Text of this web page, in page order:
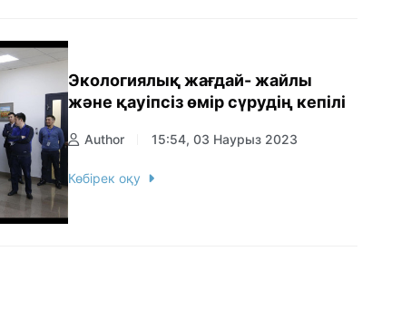
Экологиялық жағдай- жайлы
және қауіпсіз өмір сүрудің кепілі
Author 15:54, 03 Наурыз 2023
Көбірек оқу